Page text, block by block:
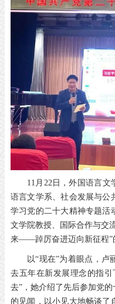
11月22日，外国语言文
语言文学系、社会发展与公
学习党的二十大精神专题活
文学院教授、国际合作与交
来——踔厉奋进迈向新征程”
以“现在”为着眼点，卢
去五年在新发展理念的指
去”，她介绍了先后参加党
的见闻，以小见大地畅谈了